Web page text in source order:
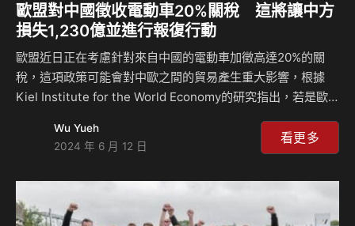
歐盟對中國徵收電動車20%關稅 這將讓中方
損失1,230億並進行報復行動
歐盟近日正在考慮針對來自中國的電動車加徵高達20%的關
稅，這項政策可能會對中歐之間的貿易產生重大影響，根據
Kiel Institute for the World Economy的研究指出，若是歐
1,230億元)的電動車將無法再出口到歐盟市場，這相當於約
12.5萬輛的中國電動車，但中國品牌似乎也不怕這項關稅政
洲本地生產的電動車銷售額增加約33億美金(約台幣1,068億
元)，以填補中國電動車銷售減少所帶來的市場空缺，不過這
Wu Yueh
2024 年 6 月 12 日
看更多